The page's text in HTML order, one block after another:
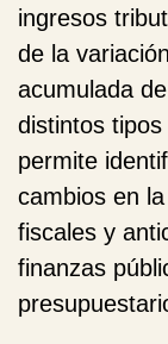
ingresos
de la
acumulada
distintos
permite
cambios en
fiscales y
finanzas